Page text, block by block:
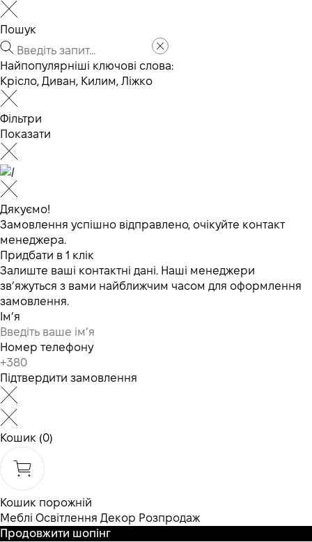
Пошук
Найпопулярніші ключові слова:
Крісло, Диван, Килим, Ліжко
Фільтри
Показати
Дякуємо!
Замовлення успішно відправлено, очікуйте контакт
менеджера.
Придбати в 1 клік
Залиште ваші контактні дані. Наші менеджери
зв’яжуться з вами найближчим часом для оформлення
замовлення.
Ім’я
Номер телефону
Підтвердити замовлення
Кошик (0)
Кошик порожній
Меблі Освітлення Декор Розпродаж
Продовжити шопінг